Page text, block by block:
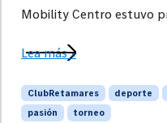
Mobility Centro estuvo
Lea más »
ClubRetamares deporte
pasión
torneo